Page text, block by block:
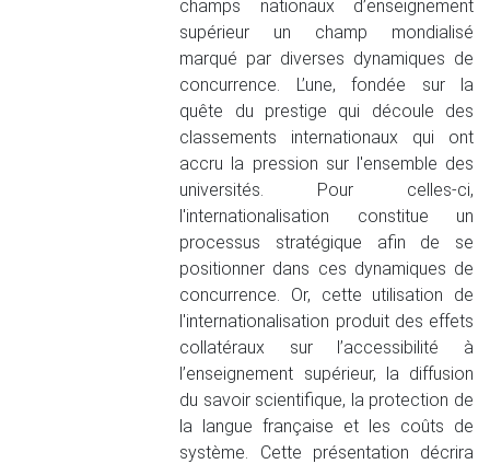
champs nationaux d’enseignement
supérieur un champ mondialisé
marqué par diverses dynamiques de
concurrence. L’une, fondée sur la
quête du prestige qui découle des
classements internationaux qui ont
accru la pression sur l'ensemble des
universités. Pour celles-ci,
l'internationalisation constitue un
processus stratégique afin de se
positionner dans ces dynamiques de
concurrence. Or, cette utilisation de
l'internationalisation produit des effets
collatéraux sur l’accessibilité à
l’enseignement supérieur, la diffusion
du savoir scientifique, la protection de
la langue française et les coûts de
système. Cette présentation décrira